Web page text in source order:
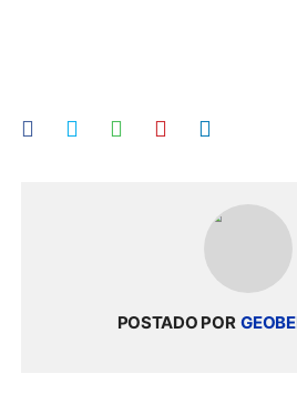
POSTADO POR